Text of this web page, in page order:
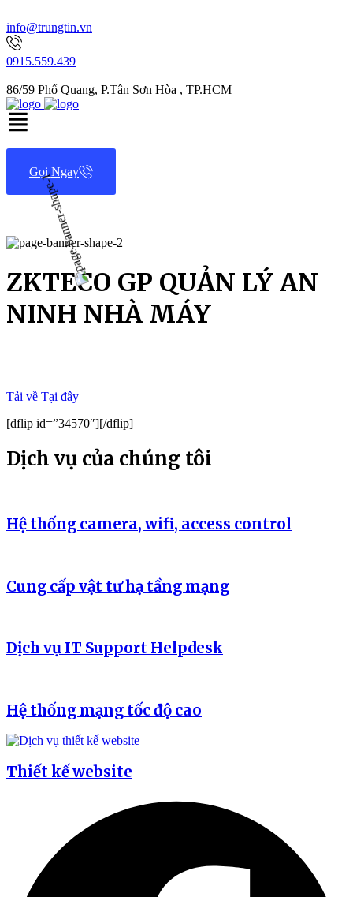
info@trungtin.vn
0915.559.439
86/59 Phổ Quang, P.Tân Sơn Hòa , TP.HCM
Gọi Ngay
ZKTECO GP QUẢN LÝ AN
NINH NHÀ MÁY
Tải về Tại đây
[dflip id=”34570″][/dflip]
Dịch vụ của chúng tôi
Hệ thống camera, wifi, access control
Cung cấp vật tư hạ tầng mạng
Dịch vụ IT Support Helpdesk
Hệ thống mạng tốc độ cao
Thiết kế website